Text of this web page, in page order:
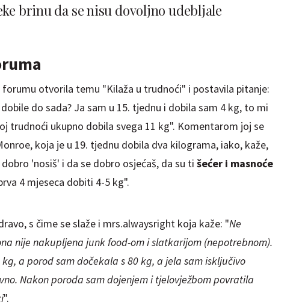
brinu da se nisu dovoljno udebljale
otvorila temu "Kilaža u trudnoći" i postavila pitanje:
do sada? Ja sam u 15. tjednu i dobila sam 4 kg, to mi
trudnoći ukupno dobila svega 11 kg". Komentarom joj se
koja je u 19. tjednu dobila dva kilograma, iako, kaže,
'nosiš' i da se dobro osjećaš, da su ti šećer i masnoće
4 mjeseca dobiti 4-5 kg".
s čime se slaže i mrs.alwaysright koja kaže: "Ne
nije nakupljena junk food-om i slatkarijom (nepotrebnom).
a porod sam dočekala s 80 kg, a jela sam isključivo
Nakon poroda sam dojenjem i tjelovježbom povratila
".